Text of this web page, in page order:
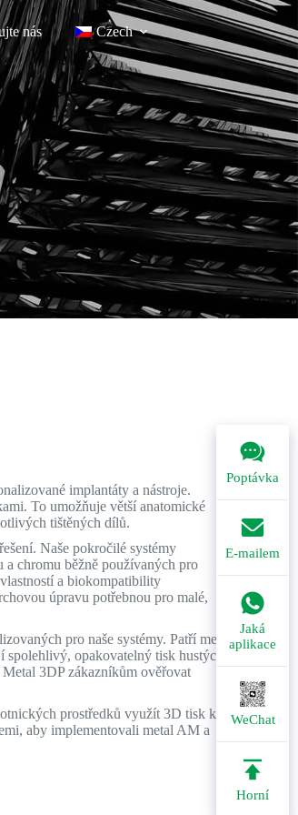
nás Czech
Poptávka
E-mailem
Jaká
aplikace
WeChat
Horní
implantáty a nástroje.
To umožňuje větší anatomické
tištěných dílů.
Naše pokročilé systémy
chromu běžně používaných pro
a biokompatibility
úpravu potřebnou pro malé,
pro naše systémy. Patří mezi
opakovatelný tisk hustých,
3DP zákazníkům ověřovat
prostředků využít 3D tisk ke
aby implementovali metal AM a